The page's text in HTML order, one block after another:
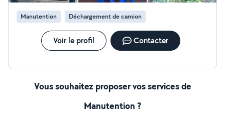
Manutention Déchargement de camion
Voir le profil Contacter
Vous souhaitez proposer vos services de
Manutention ?